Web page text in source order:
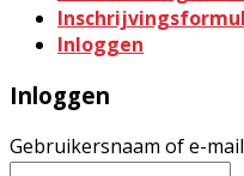
Inloggen
Inloggen
Gebruikersnaam of e-